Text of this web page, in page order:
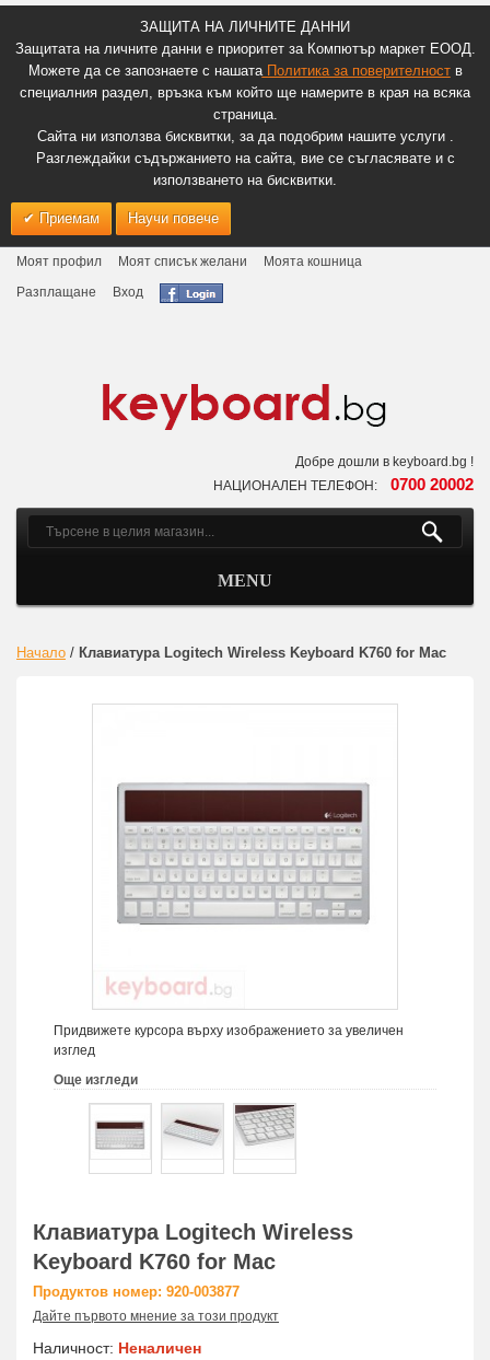
ЗАЩИТА НА ЛИЧНИТЕ ДАННИ
Защитата на личните данни е приоритет за Компютър маркет ЕООД.
Можете да се запознаете с нашатаПолитика за поверителноств
специалния раздел, връзка към който ще намерите в края на всяка
страница.
Сайта ни използва бисквитки, за да подобрим нашите услуги .
Разглеждайки съдържанието на сайта, вие се съгласявате и с
използването на бисквитки.
Приемам Научи повече
Моят профил Моят списък желани
Моята кошница
Разплащане
Вход
Добре дошли в keyboard.bg !
НАЦИОНАЛЕН ТЕЛЕФОН: 0700 20002
MENU
Начало / Клавиатура Logitech Wireless Keyboard K760 for Mac
Придвижете курсора върху изображението за увеличен
изглед
Още изгледи
Клавиатура Logitech Wireless
Keyboard K760 for Mac
Продуктов номер: 920-003877
Дайте първото мнение за този продукт
Наличност: Неналичен